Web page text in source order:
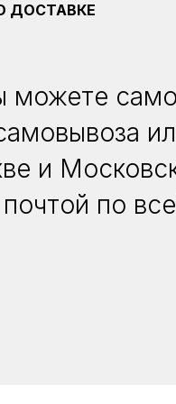
ДОСТАВКЕ
и
по